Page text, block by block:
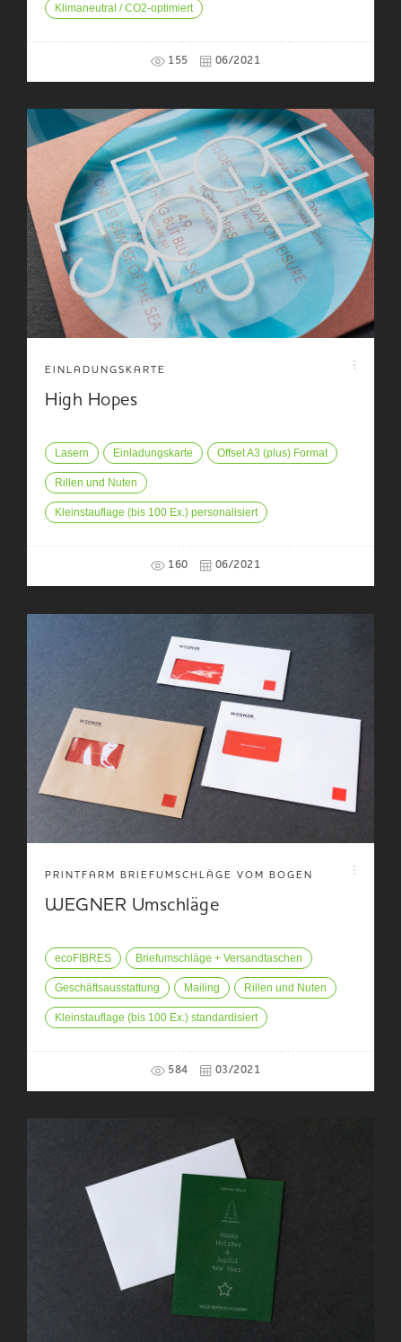
Klimaneutral / CO2-optimiert
155 06/2021
EINLADUNGSKARTE
High Hopes
Lasern Einladungskarte Offset A3 (plus) Format
Rillen und Nuten
Kleinstauflage (bis 100 Ex.) personalisiert
160 06/2021
PRINTFARM BRIEFUMSCHLÄGE VOM BOGEN
WEGNER Umschläge
ecoFIBRES Briefumschläge + Versandtaschen
Geschäftsausstattung Mailing Rillen und Nuten
Kleinstauflage (bis 100 Ex.) standardisiert
584 03/2021